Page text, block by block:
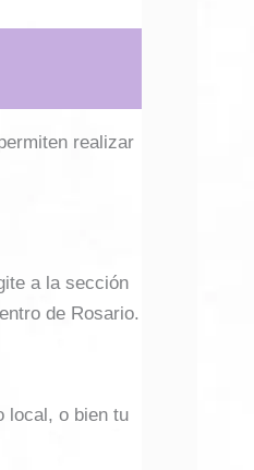
realizar
a la sección
de Rosario.
local, o bien tu